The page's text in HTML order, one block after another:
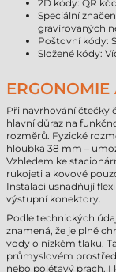
2D kódy: QR
Speciální
gravírovaných
Poštovní kódy:
Složené kódy:
Při navrhování čtečky
hlavní důraz na
rozměrů. Fyzické
hloubka 38 mm –
Vzhledem ke
rukojeti a kovové
Instalaci usnadňují
výstupní konektory.
Podle technických
znamená, že je plně
vody o nízkém tlaku.
průmyslovém
nebo polétavý prach. I